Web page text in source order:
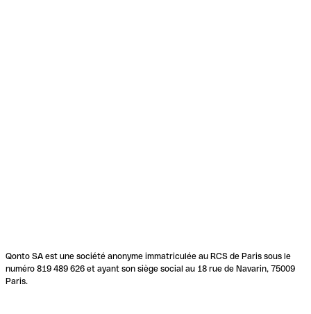
Qonto SA est une société anonyme immatriculée au RCS de Paris sous le
numéro 819 489 626 et ayant son siège social au 18 rue de Navarin, 75009
Paris.